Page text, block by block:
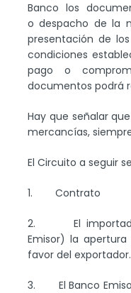
Banco los
o despacho de la
presentación de
condiciones
pago o
documentos podrá
Hay que señalar
mercancías,
El Circuito a seguir
1. Contrato
2. El importador
Emisor) la
favor del exportador.
3. El Banco